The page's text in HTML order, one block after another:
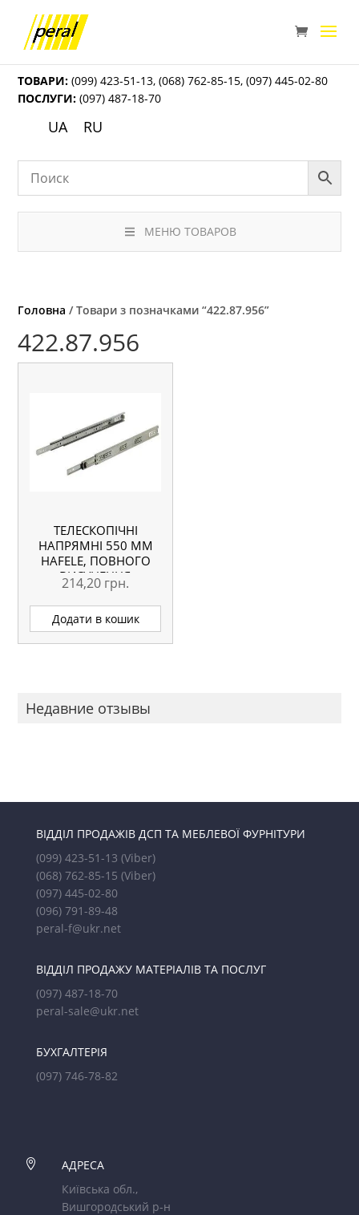
ТОВАРИ: (099) 423-51-13,(068) 762-85-15,(097) 445-02-80
ПОСЛУГИ: (097) 487-18-70
UA RU
МЕНЮ ТОВАРОВ
Головна / Товари з позначками “422.87.956”
422.87.956
ТЕЛЕСКОПІЧНІ
НАПРЯМНІ 550 ММ
HAFELE, ПОВНОГО
ВИСУНЕННЯ
214,20 грн.
Додати в кошик
Недавние отзывы
ВІДДІЛ ПРОДАЖІВ ДСП ТА МЕБЛЕВОЇ ФУРНІТУРИ
(099) 423-51-13 (Viber)
(068) 762-85-15 (Viber)
(097) 445-02-80
(096) 791-89-48
peral-f@ukr.net
ВІДДІЛ ПРОДАЖУ МАТЕРІАЛІВ ТА ПОСЛУГ
(097) 487-18-70
peral-sale@ukr.net
БУХГАЛТЕРІЯ
(097) 746-78-82

АДРЕСА
Київська обл.,
Вишгородський р-н